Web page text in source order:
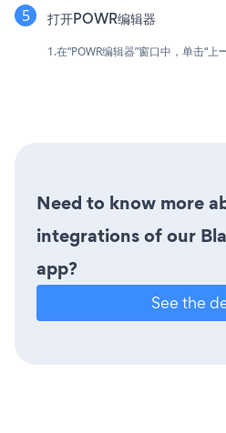
打开POWR编辑器
1.在“POWR编辑器”窗口中，单击“上
Need to know more
integrations of our
app?
See the